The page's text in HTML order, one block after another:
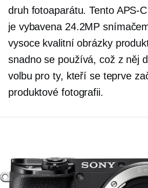
druh fotoaparátu. Tento APS-C
je vybavena 24.2MP
vysoce kvalitníobrázky
snadno se používá, což z něj
volbu pro ty, kteří se teprve
produktové fotografii.